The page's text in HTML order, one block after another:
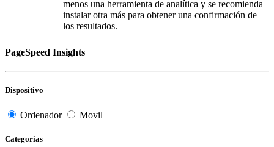
menos una herramienta de analítica y se recomienda
instalar otra más para obtener una confirmación de
los resultados.
PageSpeed Insights
Dispositivo
Ordenador Movil
Categorias